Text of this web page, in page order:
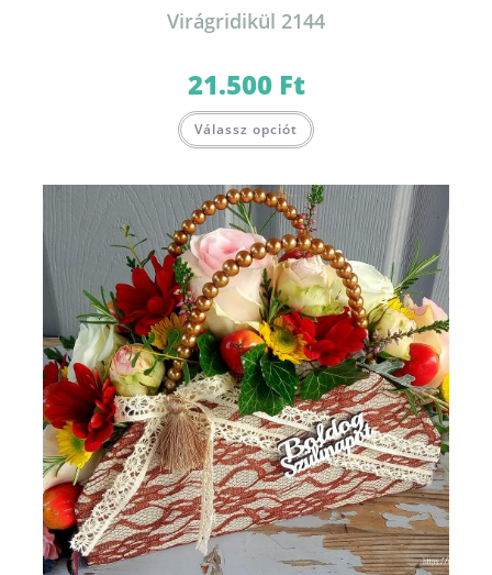
Virágridikül 2144
21.500 Ft
Válassz opciót